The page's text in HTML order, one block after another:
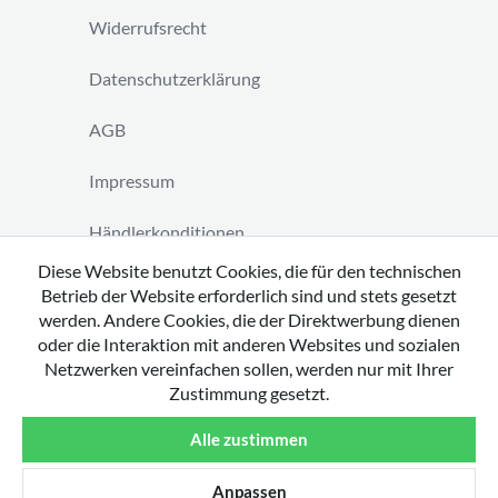
Widerrufsrecht
Datenschutzerklärung
AGB
Impressum
Händlerkonditionen
Vertrag widerrufen
Diese Website benutzt Cookies, die für den technischen
Betrieb der Website erforderlich sind und stets gesetzt
werden. Andere Cookies, die der Direktwerbung dienen
oder die Interaktion mit anderen Websites und sozialen
Netzwerken vereinfachen sollen, werden nur mit Ihrer
Zustimmung gesetzt.